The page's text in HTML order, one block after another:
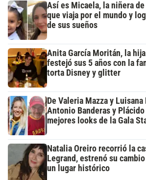
Así es Micaela, la niñera
que viaja por el mundo y
de sus sueños
Anita García Moritán, la
festejó sus 5 años con la
torta Disney y glitter
De Valeria Mazza y
Antonio Banderas y
mejores looks de la Gala
Natalia Oreiro recorrió la
Legrand, estrenó su
un lugar histórico